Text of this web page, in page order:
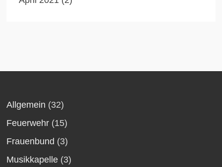
Allgemein (32)
Feuerwehr (15)
Frauenbund (3)
Musikkapelle (3)